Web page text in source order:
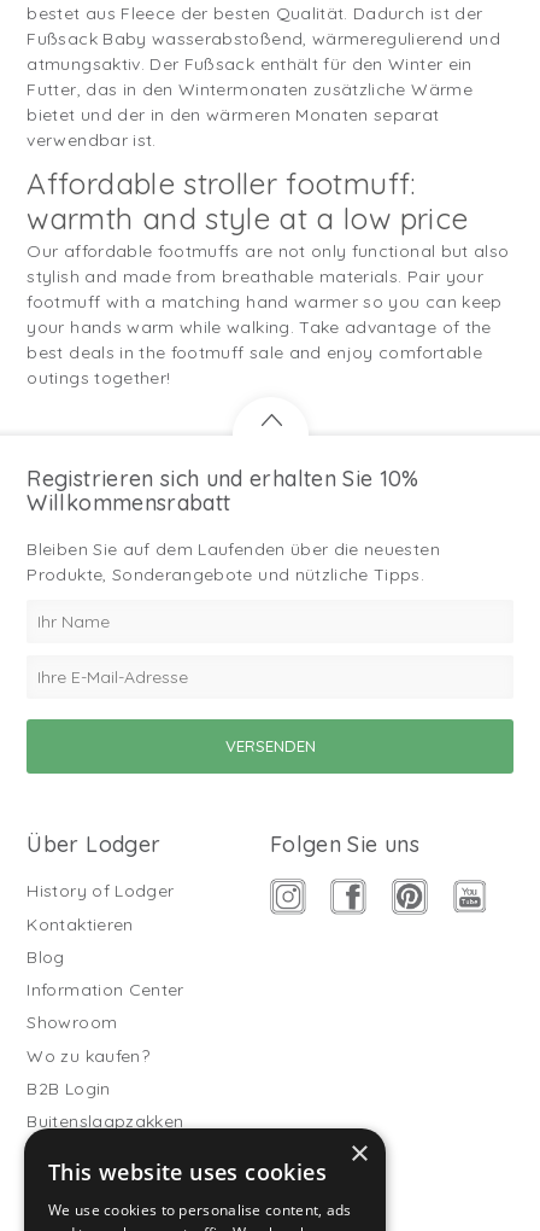
bestet aus Fleece der besten Qualität. Dadurch ist der
Fußsack Baby wasserabstoßend, wärmeregulierend und
atmungsaktiv. Der Fußsack enthält für den Winter ein
Futter, das in den Wintermonaten zusätzliche Wärme
bietet und der in den wärmeren Monaten separat
verwendbar ist.
Affordable stroller footmuff:
warmth and style at a low price
Our affordable footmuffs are not only functional but also
stylish and made from breathable materials. Pair your
footmuff with a matching hand warmer so you can keep
your hands warm while walking. Take advantage of the
best deals in the footmuff sale and enjoy comfortable
outings together!
Registrieren sich und erhalten Sie 10%
Willkommensrabatt
Bleiben Sie auf dem Laufenden über die neuesten
Produkte, Sonderangebote und nützliche Tipps.
Über Lodger
History of Lodger
Kontaktieren
Blog
Information Center
Showroom
Wo zu kaufen?
B2B Login
Buitenslaapzakken
Kundendienst
Folgen Sie uns
×
This website uses cookies
We use cookies to personalise content, ads